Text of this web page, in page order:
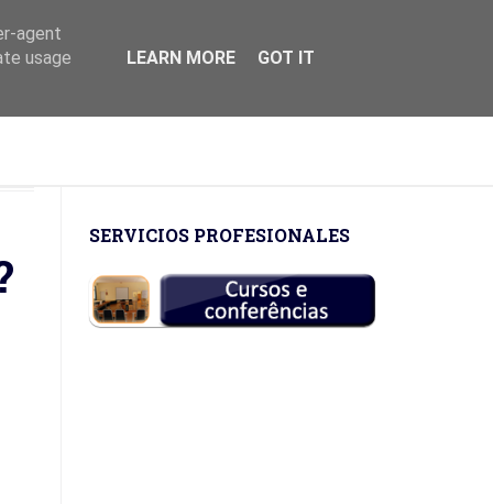
ETIOLOGIA SITES
SERVICIOS PROFESIONALES
agent
usage
LEARN MORE GOT IT